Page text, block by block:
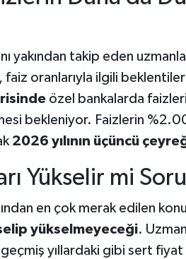
yakından takip eden
, faiz oranlarıyla ilgili
özel bankalarda
bekleniyor. Faizlerin
2026 yılının üçüncü
Yükselir mi
en çok merak edilen
yükselmeyeceği.
yıllardaki gibi sert